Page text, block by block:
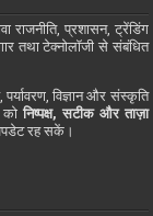
प्रशासन, ट्रेंडिंग
तथा टेक्नोलॉजी से संबंधित
विज्ञान और संस्कृति
कोनिष्पक्ष, सटीक और ताज़ा
रह सकें।